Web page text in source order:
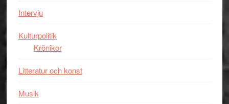
Intervju
Kulturpolitik
Krönikor
Litteratur och konst
Musik